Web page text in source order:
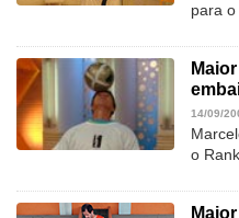
para
14/09/
o